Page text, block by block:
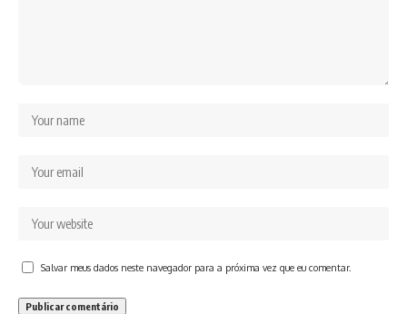
Salvar meus dados neste navegador para a próxima vez que eu comentar.